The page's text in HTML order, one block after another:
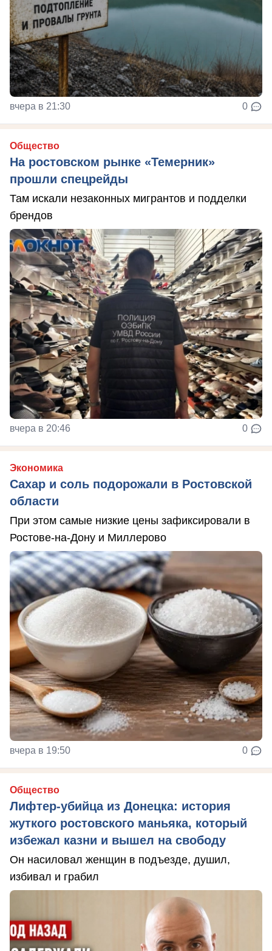
вчера в 21:30 0
Общество
На ростовском рынке «Темерник»
прошли спецрейды
Там искали незаконных мигрантов и подделки
брендов
вчера в 20:46 0
Экономика
Сахар и соль подорожали в Ростовской
области
При этом самые низкие цены зафиксировали в
Ростове-на-Дону и Миллерово
вчера в 19:50 0
Общество
Лифтер-убийца из Донецка: история
жуткого ростовского маньяка, который
избежал казни и вышел на свободу
Он насиловал женщин в подъезде, душил,
избивал и грабил